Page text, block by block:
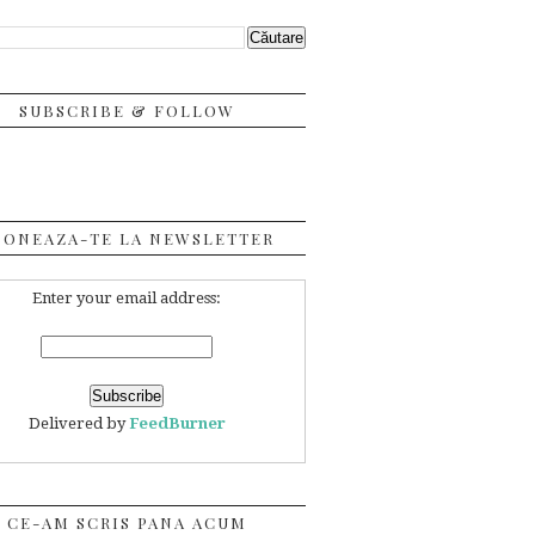
SUBSCRIBE & FOLLOW
TE LA NEWSLETTER
Enter your email address:
Delivered byFeedBurner
CE-AM SCRIS PANA ACUM